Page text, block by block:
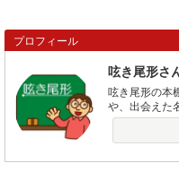
プロフィール
呟き尾形さ
呟き尾形の本
や、出会えた